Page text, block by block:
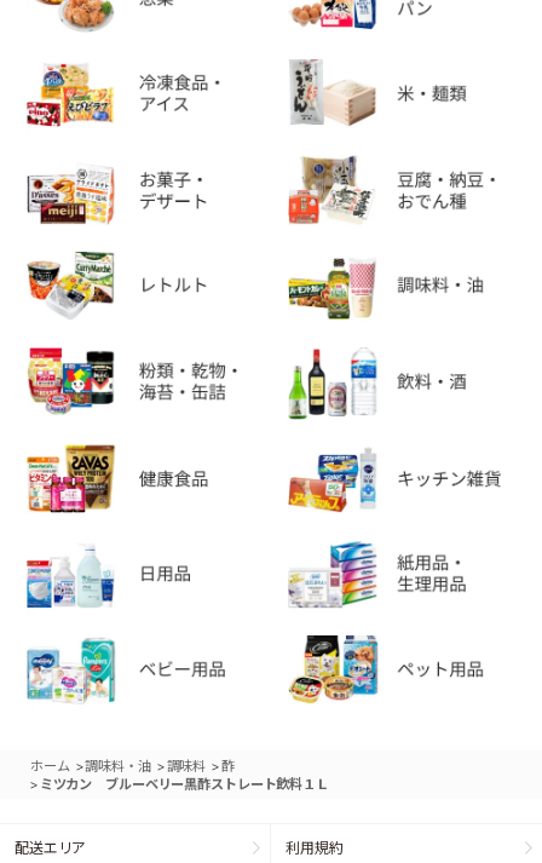
ホーム >調味料・油 >調味料 >酢
> ミツカン ブルーベリー黒酢ストレート飲料１Ｌ
配送エリア 利用規約